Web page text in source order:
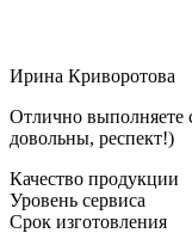
Ирина Криворотова
Отлично выполняете
довольны, респект!)
Качество продукции
Уровень сервиса
Срок изготовления